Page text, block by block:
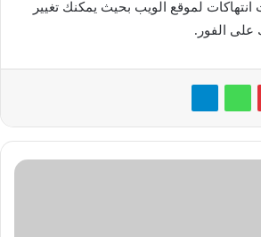
لموقع الويب بحيث يمكنك تغيير
على الفور.